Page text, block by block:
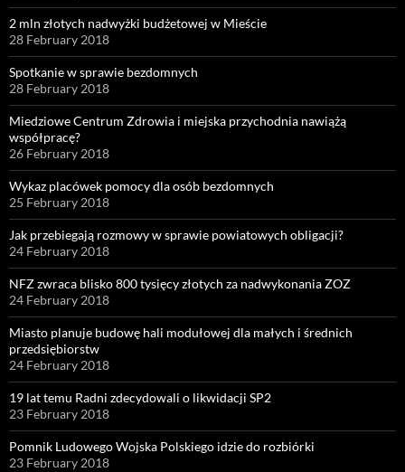
2 mln złotych nadwyżki budżetowej w Mieście
28 February 2018
Spotkanie w sprawie bezdomnych
28 February 2018
Miedziowe Centrum Zdrowia i miejska przychodnia nawiążą
współpracę?
26 February 2018
Wykaz placówek pomocy dla osób bezdomnych
25 February 2018
Jak przebiegają rozmowy w sprawie powiatowych obligacji?
24 February 2018
NFZ zwraca blisko 800 tysięcy złotych za nadwykonania ZOZ
24 February 2018
Miasto planuje budowę hali modułowej dla małych i średnich
przedsiębiorstw
24 February 2018
19 lat temu Radni zdecydowali o likwidacji SP2
23 February 2018
Pomnik Ludowego Wojska Polskiego idzie do rozbiórki
23 February 2018